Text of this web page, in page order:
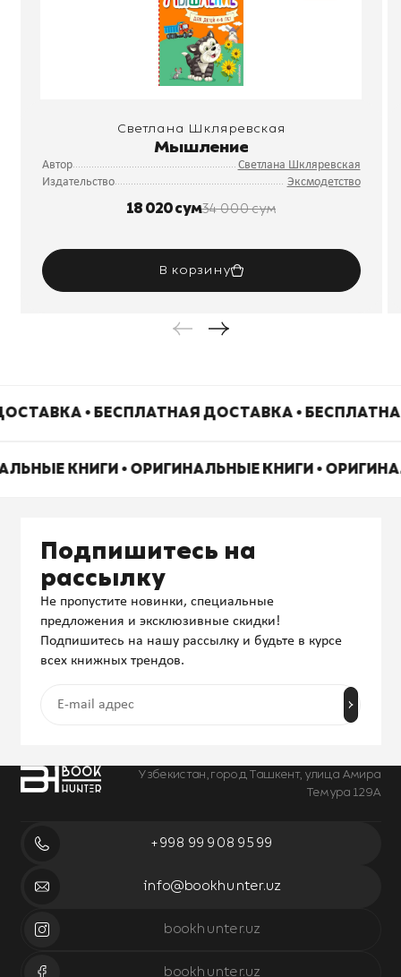
Светлана Шкляревская
Мышление
Автор
Светлана Шкляревская
Издательство
Эксмодетство
18 020 сум34 000 сум
В корзину
• БЕСПЛАТНАЯ ДОСТАВКА •
КНИГИ • ОРИГИНАЛЬНЫЕ КНИГИ •
Узбекистан, город Ташкент, улица Амира
Темура 129А
+998 99 908 95 99
info@bookhunter.uz
bookhunter.uz
bookhunter.uz
Подпишитесь на
рассылку
Не пропустите новинки, специальные
предложения и эксклюзивные скидки!
Подпишитесь на нашу рассылку и будьте в курсе
всех книжных трендов.